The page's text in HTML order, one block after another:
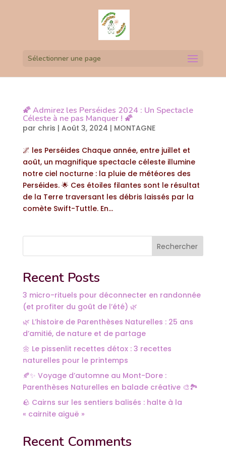
Sélectionner une page
🌠 Admirez les Perséides 2024 : Un Spectacle
Céleste à ne pas Manquer ! 🌠
par chris | Août 3, 2024 | MONTAGNE
🌌 les Perséides Chaque année, entre juillet et
août, un magnifique spectacle céleste illumine
notre ciel nocturne : la pluie de météores des
Perséides. 🌟 Ces étoiles filantes sont le résultat
de la Terre traversant les débris laissés par la
comète Swift-Tuttle. En...
Rechercher
Recent Posts
3 micro-rituels pour déconnecter en randonnée
(et profiter du goût de l’été) 🌿
🌿 L’histoire de Parenthèses Naturelles : 25 ans
d’amitié, de nature et de partage
🌼 Le pissenlit recettes détox : 3 recettes
naturelles pour le printemps
🍂✨ Voyage d’automne au Mont-Dore :
Parenthèses Naturelles en balade créative 🎨🏞️
🪨 Cairns sur les sentiers balisés : halte à la
« cairnite aiguë »
Recent Comments